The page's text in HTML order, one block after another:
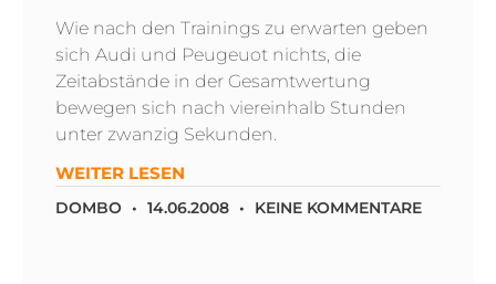
Wie nach den Trainings zu erwarten geben
sich Audi und Peugeuot nichts, die
Zeitabstände in der Gesamtwertung
bewegen sich nach viereinhalb Stunden
unter zwanzig Sekunden.
WEITER LESEN
DOMBO 14.06.2008 KEINE KOMMENTARE